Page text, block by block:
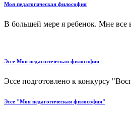
Моя педагогическая философия
В большей мере я ребенок. Мне все
Эссе Моя педагогическая философия
Эссе подготовлено к конкурсу
Эссе "Моя педагогическая философия"